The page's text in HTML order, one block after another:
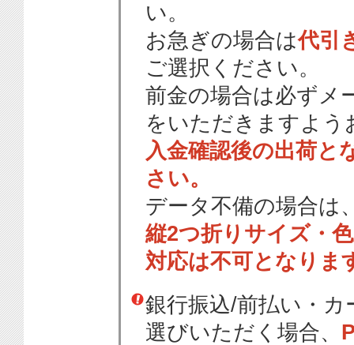
い。
お急ぎの場合は代引
ご選択ください。
前金の場合は必ずメ
をいただきますよう
入金確認後の出荷と
さい。
データ不備の場合は
縦2つ折りサイズ・
対応は不可となりま
銀行振込/前払い・
選びいただく場合、